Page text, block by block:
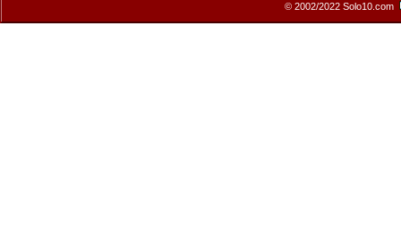
© 2002/2022 Solo10.com